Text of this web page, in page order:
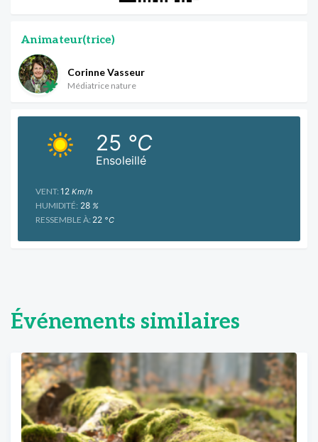
Animateur(trice)
Corinne Vasseur
Médiatrice nature
Ensoleillé
25 °C
VENT: 12 Km/h
HUMIDITÉ: 28 %
RESSEMBLE À: 22 °C
Événements similaires